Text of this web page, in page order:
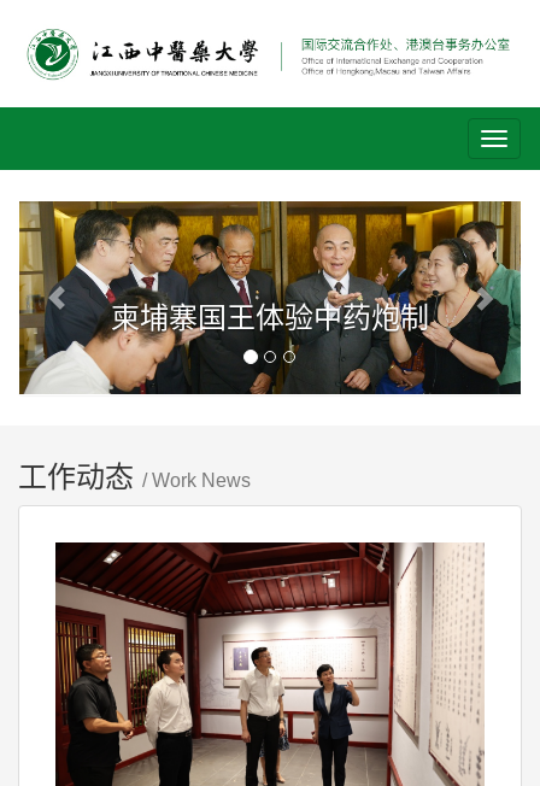
柬埔寨国王体验中药炮制
Previous Next
工作动态 / Work News